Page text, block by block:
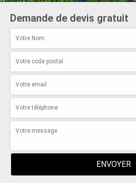
Demande de devis gratuit